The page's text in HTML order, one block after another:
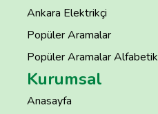
Ankara Elektrikçi
Popüler Aramalar
Popüler Aramalar Alfabetik
Kurumsal
Anasayfa